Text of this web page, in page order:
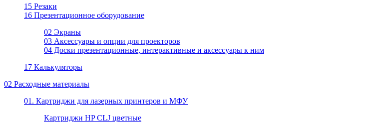
15 Резаки
16 Презентационное оборудование
02 Экраны
03 Аксессуары и опции для проекторов
04 Доски презентационные, интерактивные и аксессуары к ним
17 Калькуляторы
02 Расходные материалы
01. Картриджи для лазерных принтеров и МФУ
Картриджи HP CLJ цветные